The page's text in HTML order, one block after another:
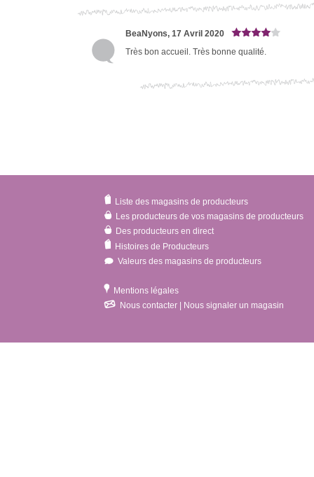
BeaNyons, 17 Avril 2020
Très bon accueil. Très bonne qualité.
Liste des magasins de producteurs
Les producteurs de vos magasins de producteurs
Des producteurs en direct
Histoires de Producteurs
Valeurs des magasins de producteurs
Mentions légales
Nous contacter | Nous signaler un magasin